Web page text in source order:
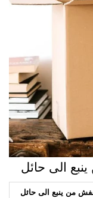
الى حائل
من ينبع الى حائل